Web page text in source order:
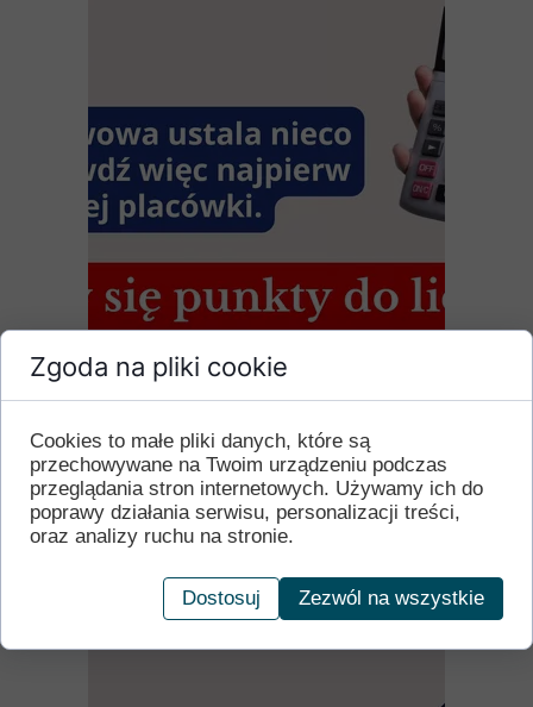
Zgoda na pliki cookie
Cookies to małe pliki danych, które są
przechowywane na Twoim urządzeniu podczas
przeglądania stron internetowych. Używamy ich do
poprawy działania serwisu, personalizacji treści,
oraz analizy ruchu na stronie.
Dostosuj Zezwól na wszystkie